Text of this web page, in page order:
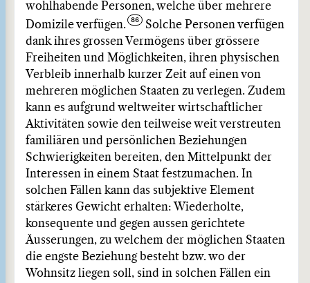
wohlhabende Personen, welche über mehrere
Domizile verfügen.
Solche Personen verfügen
dank ihres grossen Vermögens über grössere
Freiheiten und Möglichkeiten, ihren physischen
Verbleib innerhalb kurzer Zeit auf einen von
mehreren möglichen Staaten zu verlegen. Zudem
kann es aufgrund weltweiter wirtschaftlicher
Aktivitäten sowie den teilweise weit verstreuten
familiären und persönlichen Beziehungen
Schwierigkeiten bereiten, den Mittelpunkt der
Interessen in einem Staat festzumachen. In
solchen Fällen kann das subjektive Element
stärkeres Gewicht erhalten: Wiederholte,
konsequente und gegen aussen gerichtete
Äusserungen, zu welchem der möglichen Staaten
die engste Beziehung besteht bzw. wo der
Wohnsitz liegen soll, sind in solchen Fällen ein